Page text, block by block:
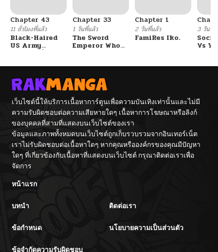
Chapter 43
11 ชั่วโมงที่แล้ว
Black-Haired
US Army
Chapter 33
1 วันที่แล้ว
The Sword
Emperor Who
จักรพรรดิเทพดาบ
ผงาดเหนือชาติภพ
Chapter 1
2 วันที่แล้ว
FamiRes Iko.
3 วันที่
Vs
เว็บไซต์นี้ให้บริการเนื้อหาการ์ตูนเพื่อความบันเทิงเท่านั้นและไม่มี
ความรับผิดชอบต่อความเสียหายใดๆ เนื้อหาการโฆษณาหรือลิงก์
ของบุคคลที่สามที่แสดงบนเว็บไซต์ของเรา
ข้อมูลและภาพทั้งหมดบนเว็บไซต์ถูกเก็บรวบรวมจากอินเทอร์เน็ต
เราไม่รับผิดชอบต่อเนื้อหาใดๆ หากคุณหรือองค์กรของคุณมีปัญหา
ใดๆ ที่เกี่ยวข้องกับเนื้อหาที่แสดงบนเว็บไซต์ กรุณาติดต่อเราเพื่อ
จัดการ
หน้าแรก
บทนำ ติดต่อเรา
ข้อกำหนด นโยบายความเป็นส่วนตัว
ข้อจำกัดความรับผิดชอบ